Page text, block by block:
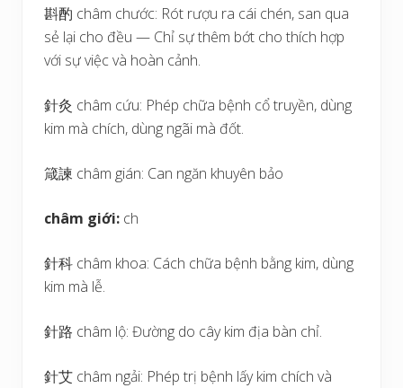
斟酌 châm chước: Rót rượu ra cái chén, san qua
sẻ lại cho đều — Chỉ sự thêm bớt cho thích hợp
với sự việc và hoàn cảnh.
針灸 châm cứu: Phép chữa bệnh cổ truyền, dùng
kim mà chích, dùng ngãi mà đốt.
箴諫 châm gián: Can ngăn khuyên bảo
châm giới: ch
針科 châm khoa: Cách chữa bệnh bằng kim, dùng
kim mà lễ.
針路 châm lộ: Đường do cây kim địa bàn chỉ.
針艾 châm ngải: Phép trị bệnh lấy kim chích và